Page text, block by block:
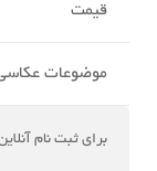
قیمت
موضوعات
برای ثبت نام